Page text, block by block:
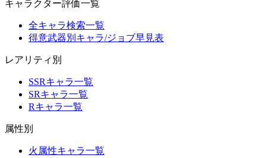
キャラクター評価一覧
全キャラ検索一覧
得意武器別キャラ/ジョブ早見表
レアリティ別
SSRキャラ一覧
SRキャラ一覧
Rキャラ一覧
属性別
火属性キャラ一覧